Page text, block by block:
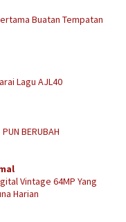
Buatan Tempatan
Lagu AJL40
BERUBAH
Vintage 64MP Yang
Harian